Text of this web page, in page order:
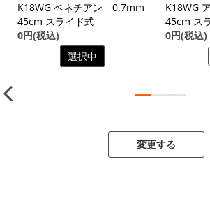
K18WG ベネチアン 0.7mm
45cm スライド式
0円(税込)
選択中
K18WG
45cm ス
0円(税込)
変更する